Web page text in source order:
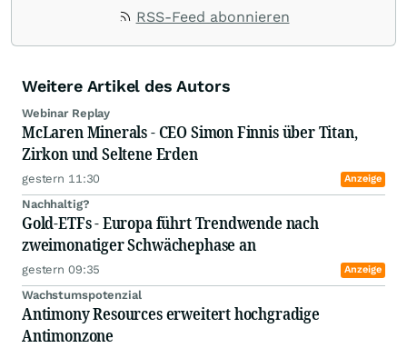
RSS-Feed abonnieren
Weitere Artikel des Autors
Webinar Replay
McLaren Minerals - CEO Simon Finnis über Titan,
Zirkon und Seltene Erden
gestern 11:30 Anzeige
Nachhaltig?
Gold-ETFs - Europa führt Trendwende nach
zweimonatiger Schwächephase an
gestern 09:35 Anzeige
Wachstumspotenzial
Antimony Resources erweitert hochgradige
Antimonzone